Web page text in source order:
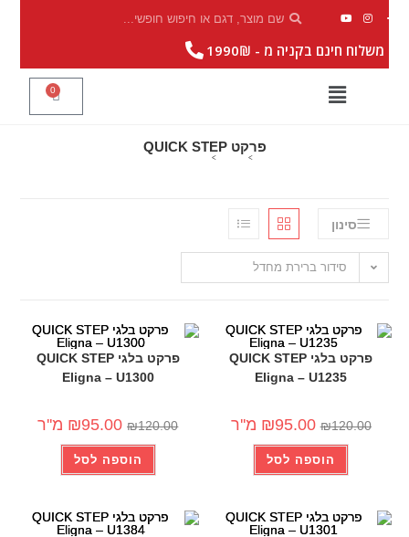
משלוח חינם בקניה מ - 1990₪
0
פרקט QUICK STEP
>
>
סינון
סידור ברירת מחדל
פרקט בלגי QUICK STEP
Eligna – U1235
₪120.00
₪95.00 מ''ר
הוספה לסל
פרקט בלגי QUICK STEP
Eligna – U1300
₪120.00
₪95.00 מ''ר
הוספה לסל